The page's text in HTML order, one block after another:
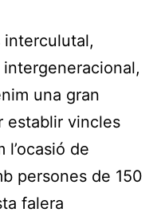
interculutal,
una gran
establir vincles
l’ocasió de
persones de 150
falera